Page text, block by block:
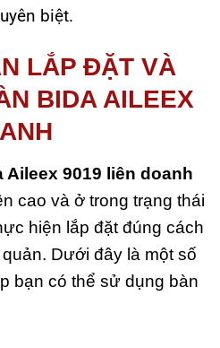
biệt.
LẮP ĐẶT VÀ
BIDA AILEEX
Aileex 9019 liên doanh
cao và ở trong trạng thái
hiện lắp đặt đúng cách
Dưới đây là một số
bạn có thể sử dụng bàn